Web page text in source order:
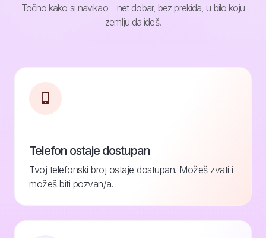
Točno kako si navikao – net dobar, bez prekida, u bilo koju
zemlju da ideš.
Telefon ostaje dostupan
Tvoj telefonski broj ostaje dostupan. Možeš zvati i
možeš biti pozvan/a.